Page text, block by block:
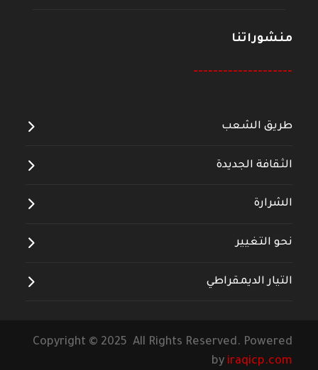
منشوراتنا
--------------------
طريق الشعب
الثقافة الجديدة
الشرارة
نحو التغيير
التيار الديمقراطي
Copyright © 2025 All Rights Reserved. Powered
by iraqicp.com